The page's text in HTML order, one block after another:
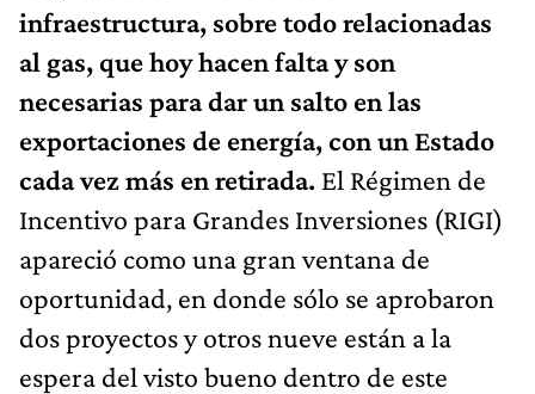
infraestructura, sobre todo relacionadas
al gas, que hoy hacen falta y son
necesarias para dar un salto en las
exportaciones de energía, con un Estado
cada vez más en retirada. El Régimen de
Incentivo para Grandes Inversiones (RIGI)
apareció como una gran ventana de
oportunidad, en donde sólo se aprobaron
dos proyectos y otros nueve están a la
espera del visto bueno dentro de este